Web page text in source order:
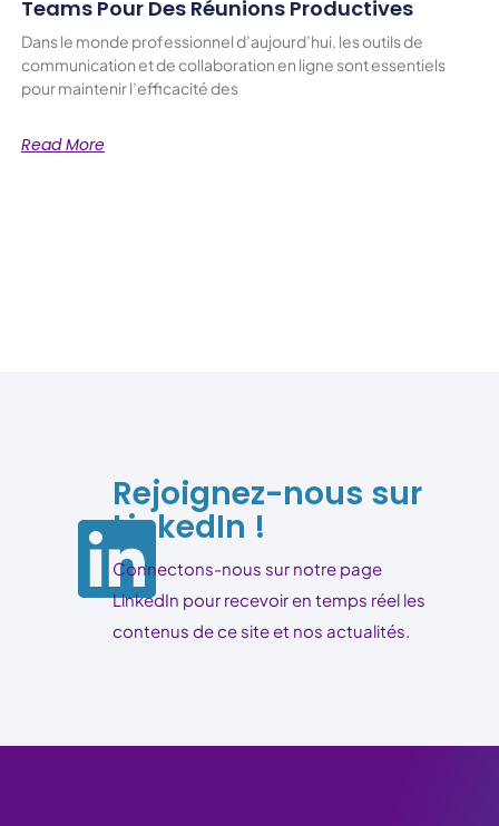
Teams Pour Des Réunions Productives
Dans le monde professionnel d’aujourd’hui, les outils de
communication et de collaboration en ligne sont essentiels
pour maintenir l’efficacité des
Read More
Rejoignez-nous sur
LinkedIn !
Connectons-nous sur notre page
LinkedIn pour recevoir en temps réel les
contenus de ce site et nos actualités.